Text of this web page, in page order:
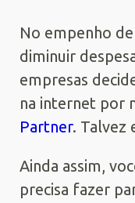
No empenho
diminuir
empresas
na internet por
Partner. Talvez
Ainda assim,
precisa fazer